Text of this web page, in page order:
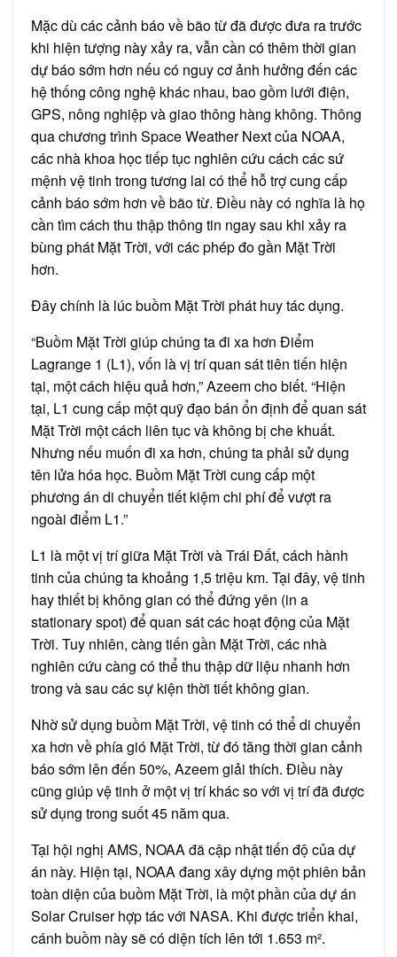
Mặc dù các cảnh báo về bão từ đã được đưa ra trước
khi hiện tượng này xảy ra, vẫn cần có thêm thời gian
dự báo sớm hơn nếu có nguy cơ ảnh hưởng đến các
hệ thống công nghệ khác nhau, bao gồm lưới điện,
GPS, nông nghiệp và giao thông hàng không. Thông
qua chương trình Space Weather Next của NOAA,
các nhà khoa học tiếp tục nghiên cứu cách các sứ
mệnh vệ tinh trong tương lai có thể hỗ trợ cung cấp
cảnh báo sớm hơn về bão từ. Điều này có nghĩa là họ
cần tìm cách thu thập thông tin ngay sau khi xảy ra
bùng phát Mặt Trời, với các phép đo gần Mặt Trời
hơn.
Đây chính là lúc buồm Mặt Trời phát huy tác dụng.
“Buồm Mặt Trời giúp chúng ta đi xa hơn Điểm
Lagrange 1 (L1), vốn là vị trí quan sát tiên tiến hiện
tại, một cách hiệu quả hơn,” Azeem cho biết. “Hiện
tại, L1 cung cấp một quỹ đạo bán ổn định để quan sát
Mặt Trời một cách liên tục và không bị che khuất.
Nhưng nếu muốn đi xa hơn, chúng ta phải sử dụng
tên lửa hóa học. Buồm Mặt Trời cung cấp một
phương án di chuyển tiết kiệm chi phí để vượt ra
ngoài điểm L1.”
L1 là một vị trí giữa Mặt Trời và Trái Đất, cách hành
tinh của chúng ta khoảng 1,5 triệu km. Tại đây, vệ tinh
hay thiết bị không gian có thể đứng yên (in a
stationary spot) để quan sát các hoạt động của Mặt
Trời. Tuy nhiên, càng tiến gần Mặt Trời, các nhà
nghiên cứu càng có thể thu thập dữ liệu nhanh hơn
trong và sau các sự kiện thời tiết không gian.
Nhờ sử dụng buồm Mặt Trời, vệ tinh có thể di chuyển
xa hơn về phía gió Mặt Trời, từ đó tăng thời gian cảnh
báo sớm lên đến 50%, Azeem giải thích. Điều này
cũng giúp vệ tinh ở một vị trí khác so với vị trí đã được
sử dụng trong suốt 45 năm qua.
Tại hội nghị AMS, NOAA đã cập nhật tiến độ của dự
án này. Hiện tại, NOAA đang xây dựng một phiên bản
toàn diện của buồm Mặt Trời, là một phần của dự án
Solar Cruiser hợp tác với NASA. Khi được triển khai,
cánh buồm này sẽ có diện tích lên tới 1.653 m².